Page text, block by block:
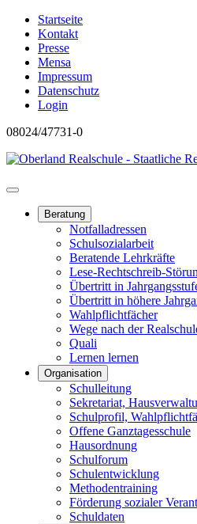
Startseite
Kontakt
Presse
Mensa
Impressum
Datenschutz
Login
08024/47731-0
Beratung
Notfalladressen
Schulsozialarbeit
Beratende Lehrkräfte
Lese-Rechtschreib-
Übertritt in
Übertritt in höhere
Wahlpflichtfächer
Wege nach der
Quali
Lernen lernen
Organisation
Schulleitung
Sekretariat,
Schulprofil,
Offene Ganztagesschule
Hausordnung
Schulforum
Schulentwicklung
Methodentraining
Förderung sozialer
Schuldaten